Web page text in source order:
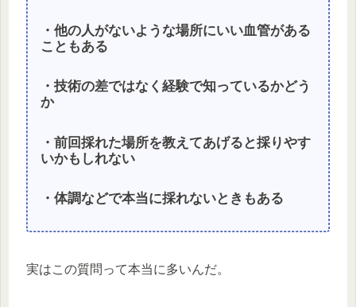
・他の人がないような場所にいい血管がある
こともある
・技術の差ではなく経験で知っているかどう
か
・前回採れた場所を教えてあげると採りやす
いかもしれない
・体調などで本当に採れないときもある
実はこの質問って本当に多いんだ。